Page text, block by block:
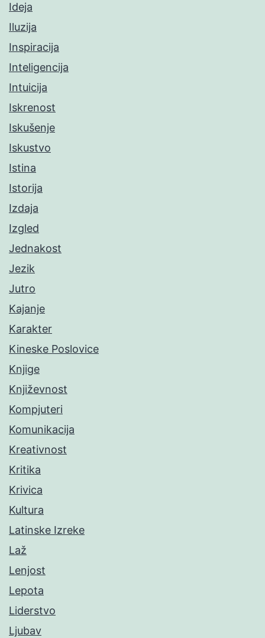
Ideja
Iluzija
Inspiracija
Inteligencija
Intuicija
Iskrenost
Iskušenje
Iskustvo
Istina
Istorija
Izdaja
Izgled
Jednakost
Jezik
Jutro
Kajanje
Karakter
Kineske Poslovice
Knjige
Književnost
Kompjuteri
Komunikacija
Kreativnost
Kritika
Krivica
Kultura
Latinske Izreke
Laž
Lenjost
Lepota
Liderstvo
Ljubav